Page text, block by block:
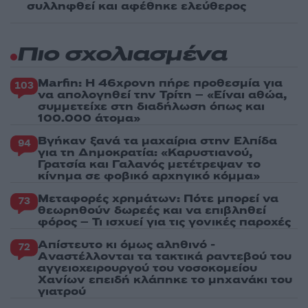
συλληφθεί και αφέθηκε ελεύθερος
Πιο σχολιασμένα
103 Marfin: Η 46χρονη πήρε προθεσμία για
να απολογηθεί την Τρίτη – «Είναι αθώα,
συμμετείχε στη διαδήλωση όπως και
100.000 άτομα»
94 Βγήκαν ξανά τα μαχαίρια στην Ελπίδα
για τη Δημοκρατία: «Καρυστιανού,
Γρατσία και Γαλανός μετέτρεψαν το
κίνημα σε φοβικό αρχηγικό κόμμα»
73 Μεταφορές χρημάτων: Πότε μπορεί να
θεωρηθούν δωρεές και να επιβληθεί
φόρος – Τι ισχυεί για τις γονικές παροχές
72 Απίστευτο κι όμως αληθινό -
Aναστέλλονται τα τακτικά ραντεβού του
αγγειοχειρουργού του νοσοκομείου
Χανίων επειδή κλάπηκε το μηχανάκι του
γιατρού